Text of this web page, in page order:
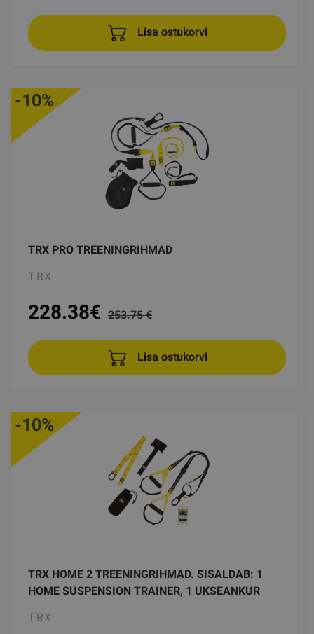
Lisa ostukorvi
TRX PRO TREENINGRIHMAD
TRX
-10%
228.38€ 253.75 €
Lisa ostukorvi
TRX HOME 2 TREENINGRIHMAD. SISALDAB: 1
HOME SUSPENSION TRAINER, 1 UKSEANKUR
TRX
-10%